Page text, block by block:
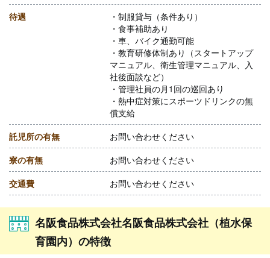
待遇
・制服貸与（条件あり）
・食事補助あり
・車、バイク通勤可能
・教育研修体制あり（スタートアップ
マニュアル、衛生管理マニュアル、入
社後面談など）
・管理社員の月1回の巡回あり
・熱中症対策にスポーツドリンクの無
償支給
託児所の有無 お問い合わせください
寮の有無 お問い合わせください
交通費 お問い合わせください
名阪食品株式会社名阪食品株式会社（植水保
育園内）の特徴